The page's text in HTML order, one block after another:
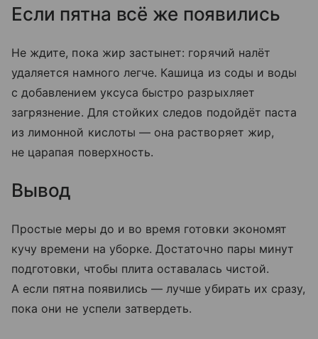
Если пятна всё же появились
Не ждите, пока жир застынет: горячий налёт
удаляется намного легче. Кашица из соды и воды
с добавлением уксуса быстро разрыхляет
загрязнение. Для стойких следов подойдёт паста
из лимонной кислоты — она растворяет жир,
не царапая поверхность.
Вывод
Простые меры до и во время готовки экономят
кучу времени на уборке. Достаточно пары минут
подготовки, чтобы плита оставалась чистой.
А если пятна появились — лучше убирать их сразу,
пока они не успели затвердеть.